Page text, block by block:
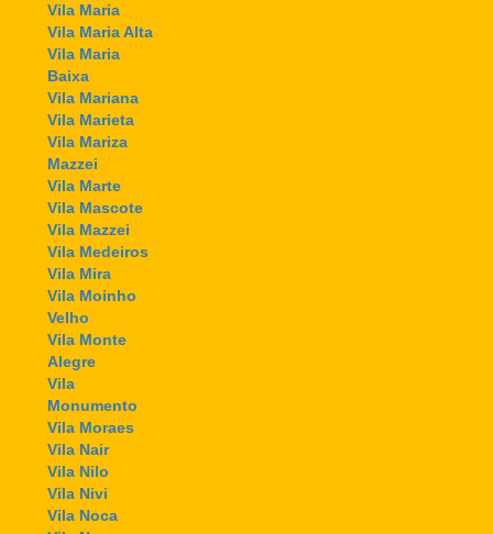
Vila Maria
Vila Maria Alta
Vila Maria
Baixa
Vila Mariana
Vila Marieta
Vila Mariza
Mazzei
Vila Marte
Vila Mascote
Vila Mazzei
Vila Medeiros
Vila Mira
Vila Moinho
Velho
Vila Monte
Alegre
Vila
Monumento
Vila Moraes
Vila Nair
Vila Nilo
Vila Nivi
Vila Noca